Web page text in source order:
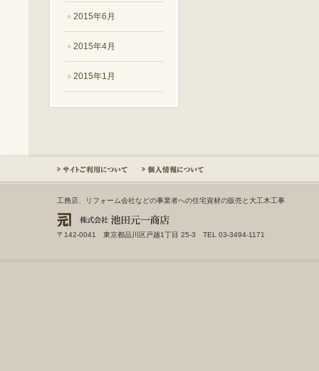
2015年6月
2015年4月
2015年1月
工務店、リフォーム会社などの事業者への住宅資材の販売と大工木工事
〒142-0041 東京都品川区戸越1丁目 25-3 TEL 03-3494-1171